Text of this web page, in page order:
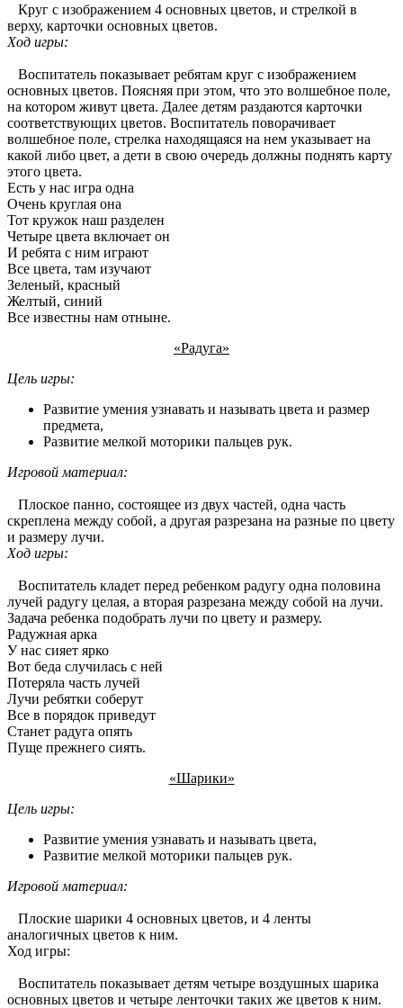
Круг с изображением 4 основных цветов, и стрелкой в
верху, карточки основных цветов.
Ход игры:
Воспитатель показывает ребятам круг с изображением
основных цветов. Поясняя при этом, что это волшебное поле,
на котором живут цвета. Далее детям раздаются карточки
соответствующих цветов. Воспитатель поворачивает
волшебное поле, стрелка находящаяся на нем указывает на
какой либо цвет, а дети в свою очередь должны поднять карту
этого цвета.
Есть у нас игра одна
Очень круглая она
Тот кружок наш разделен
Четыре цвета включает он
И ребята с ним играют
Все цвета, там изучают
Зеленый, красный
Желтый, синий
Все известны нам отныне.
«Радуга»
Цель игры:
Развитие умения узнавать и называть цвета и размер
предмета,
Развитие мелкой моторики пальцев рук.
Игровой материал:
Плоское панно, состоящее из двух частей, одна часть
скреплена между собой, а другая разрезана на разные по цвету
и размеру лучи.
Ход игры:
Воспитатель кладет перед ребенком радугу одна половина
лучей радугу целая, а вторая разрезана между собой на лучи.
Задача ребенка подобрать лучи по цвету и размеру.
Радужная арка
У нас сияет ярко
Вот беда случилась с ней
Потеряла часть лучей
Лучи ребятки соберут
Все в порядок приведут
Станет радуга опять
Пуще прежнего сиять.
«Шарики»
Цель игры:
Развитие умения узнавать и называть цвета,
Развитие мелкой моторики пальцев рук.
Игровой материал:
Плоские шарики 4 основных цветов, и 4 ленты
аналогичных цветов к ним.
Ход игры:
Воспитатель показывает детям четыре воздушных шарика
основных цветов и четыре ленточки таких же цветов к ним.